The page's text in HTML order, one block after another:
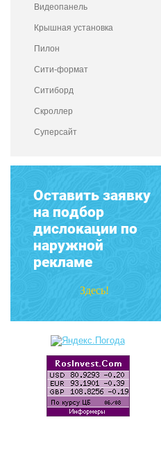
Видеопанель
Крышная установка
Пилон
Сити-формат
Ситиборд
Скроллер
Суперсайт
Оставить заявку
на подбор
дислокации по
наружной
рекламе
Здесь!